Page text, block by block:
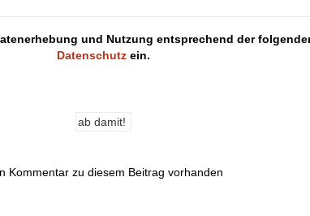
und Nutzung entsprechend der
Datenschutzein.
Kommentar zu diesem Beitrag vorhanden